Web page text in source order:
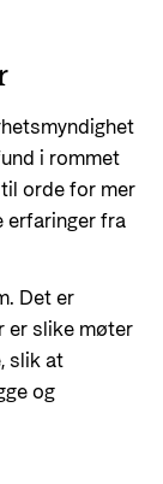
i rommet
orde for mer
erfaringer fra
Det er
er slike møter
slik at
og